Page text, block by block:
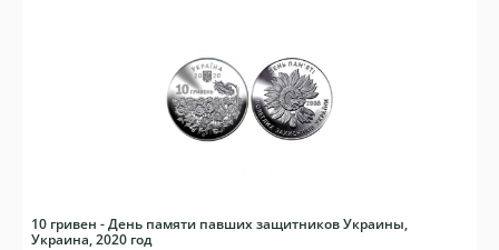
10 гривен - День памяти павших защитников Украины,
Украина, 2020 год